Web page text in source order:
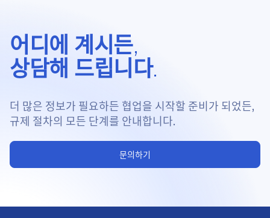
어디에 계시든,
상담해 드립니다.
더 많은 정보가 필요하든 협업을 시작할 준비가 되었든,
규제 절차의 모든 단계를 안내합니다.
문의하기